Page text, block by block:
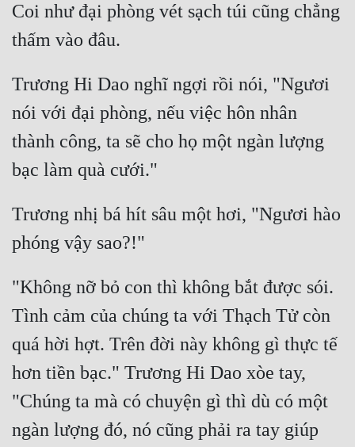
Coi như đại phòng vét sạch túi cũng chẳng
Trương Hi Dao nghĩ ngợi rồi nói, "Ngươi
nói với đại phòng, nếu việc hôn nhân
thành công, ta sẽ cho họ một ngàn lượng
Trương nhị bá hít sâu một hơi, "Ngươi hào
"Không nỡ bỏ con thì không bắt được sói.
Tình cảm của chúng ta với Thạch Tử còn
quá hời hợt. Trên đời này không gì thực tế
hơn tiền bạc." Trương Hi Dao xòe tay,
"Chúng ta mà có chuyện gì thì dù có một
ngàn lượng đó, nó cũng phải ra tay giúp